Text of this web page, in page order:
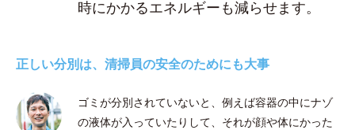
時にかかるエネルギーも減らせます。
正しい分別は、清掃員の安全のためにも大事
ゴミが分別されていないと、例えば容器の中にナゾ
の液体が入っていたりして、それが顔や体にかった